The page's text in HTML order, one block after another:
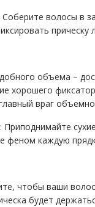
Соберите волосы в
прическу
объема –
хорошего
враг
: Приподнимайте
феном каждую
чтобы ваши
будет